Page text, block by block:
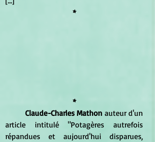
*
*
Claude-Charles Mathon auteur d'un
article intitulé "Potagères autrefois
répandues et aujourd'hui disparues,